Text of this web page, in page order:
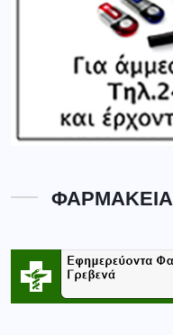
ΦΑΡΜΑΚΕΙΑ